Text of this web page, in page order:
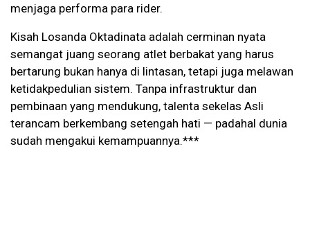
menjaga performa para rider.
Kisah Losanda Oktadinata adalah cerminan nyata
semangat juang seorang atlet berbakat yang harus
bertarung bukan hanya di lintasan, tetapi juga melawan
ketidakpedulian sistem. Tanpa infrastruktur dan
pembinaan yang mendukung, talenta sekelas Asli
terancam berkembang setengah hati — padahal dunia
sudah mengakui kemampuannya.***